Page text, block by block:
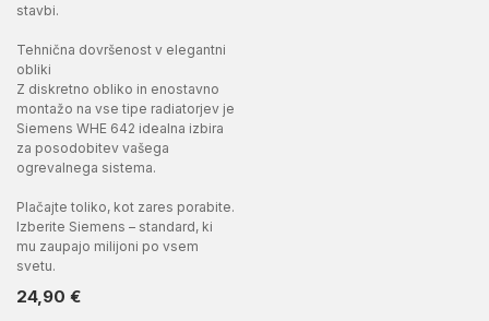
stavbi.
Tehnična dovršenost v elegantni
obliki
Z diskretno obliko in enostavno
montažo na vse tipe radiatorjev je
Siemens WHE 642 idealna izbira
za posodobitev vašega
ogrevalnega sistema.
Plačajte toliko, kot zares porabite.
Izberite Siemens – standard, ki
mu zaupajo milijoni po vsem
svetu.
24,90 €